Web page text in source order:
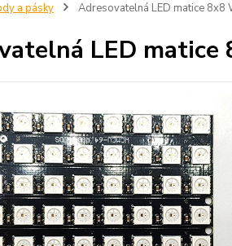
a pásky Adresovatelná LED matice 8x8
LED matice